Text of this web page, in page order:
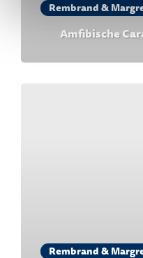
Rembrand &
Amfibische
Rembrand &